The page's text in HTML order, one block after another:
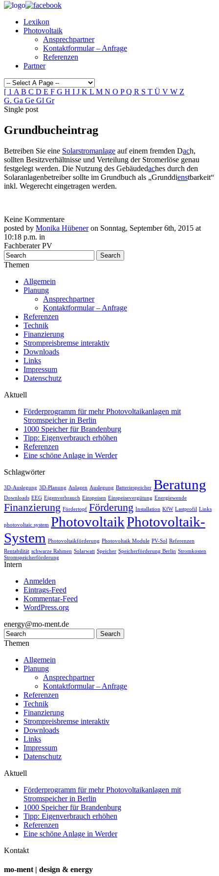
Lexikon
Photovoltaik
Ansprechpartner
Kontaktformular – Anfrage
Referenzen
Partner
[ 1 A B C D E F G H I J K L M N O PQ R S T Ü V W Z
G. Ga Ge Gl Gr
Single post
Grundbucheintrag
Betreiben Sie eine Solarstromanlage auf einem fremden Dach,
sollten Besitzverhältnisse und Verteilung der Stromerlöse genau
festgelegt werden. Die Nutzung des Gebäudedaches durch den
Solaranlagenbetreiber sollte im Grundbuch als „Grunddienstbarkeit“
inkl. Wegerecht eingetragen werden.
Keine Kommentare
posted by Monika Hübeneron Sonntag, September 6th, 2015 at
10:18 p.m. in
Fachberater PV
Themen
Allgemein
Planung
Ansprechpartner
Kontaktformular – Anfrage
Referenzen
Technik
Finanzierung
Strompreisbremse interaktiv
Downloads
Links
Impressum
Datenschutz
Aktuell
Förderprogramm für mehr Photovoltaikanlagen mit
Stromspeicher in Berlin
1000 Speicher für Brandenburg
Tipp: Eigenverbrauch erhöhen
Referenzen
Eine schöne Anlage in Werder
Schlagwörter
3D-Auslegung 3D-Planung Anlagen Auslegung Batteriespeicher Beratung
Downloads EEG Eigenverbrauch Einspeisen Einspeisevergütung Energiewende
Finanzierung Fördertopf Förderung Installation KfW Lastprofil Links
photovoltaic system PhotovoltaikPhotovoltaik-
System Photovoltaikförderung Photovoltaik Module PV-Sol Referenzen
Rentabilität schwarze Rahmen Solarwatt Speicher Speicherförderung Berlin Stromkosten
Stromspeicherförderung
Intern
Anmelden
Eintrags-Feed
Kommentar-Feed
WordPress.org
energy@mo-ment.de
Themen
Allgemein
Planung
Ansprechpartner
Kontaktformular – Anfrage
Referenzen
Technik
Finanzierung
Strompreisbremse interaktiv
Downloads
Links
Impressum
Datenschutz
Aktuell
Förderprogramm für mehr Photovoltaikanlagen mit
Stromspeicher in Berlin
1000 Speicher für Brandenburg
Tipp: Eigenverbrauch erhöhen
Referenzen
Eine schöne Anlage in Werder
Kontakt
mo-ment | design & energy